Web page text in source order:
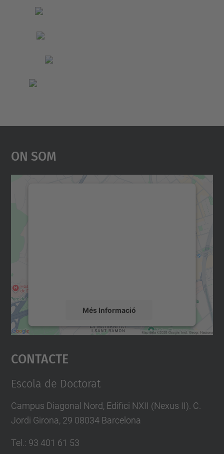
On Som
Més Informació
Accepta
powered by
Contacte
Escola de Doctorat
Campus Diagonal Nord, Edifici NXII (Nexus II). C.
Jordi Girona, 29 08034 Barcelona
Tel.: 93 401 61 53